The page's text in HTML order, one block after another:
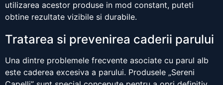
utilizarea acestor produse in mod constant, puteti
obtine rezultate vizibile si durabile.
Tratarea si prevenirea caderii parului
Una dintre problemele frecvente asociate cu parul alb
este caderea excesiva a parului. Produsele „Sereni